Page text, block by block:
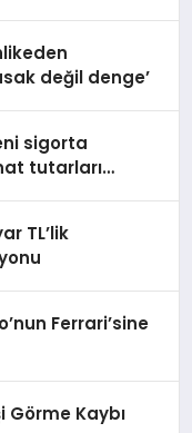
değil denge’
sigorta
tutarları
TL’lik
Ferrari’sine
Görme Kaybı